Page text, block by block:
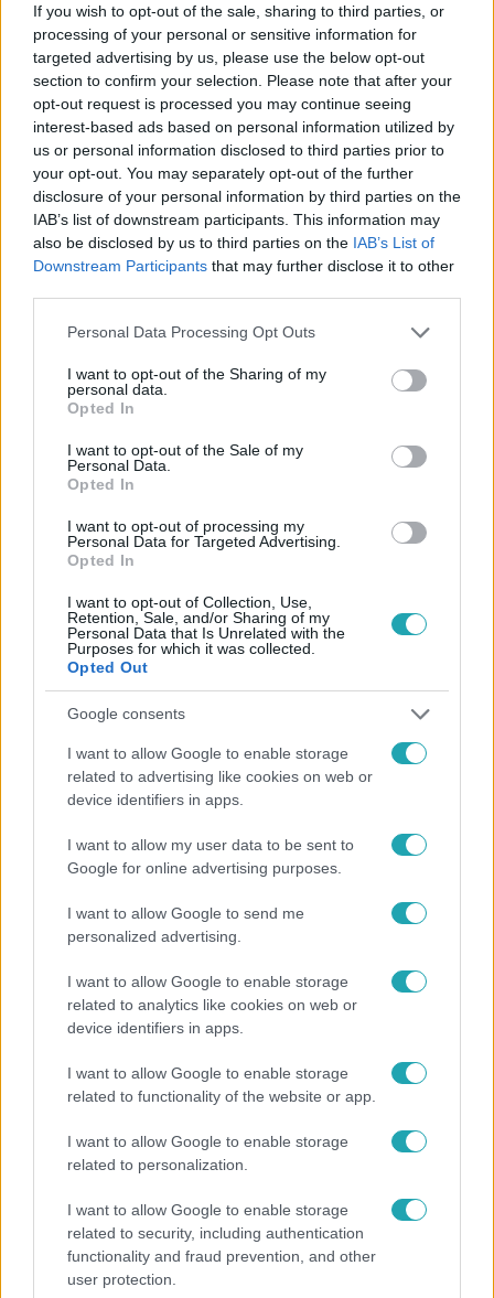
If you wish to opt-out of the sale, sharing to third parties, or
processing of your personal or sensitive information for
targeted advertising by us, please use the below opt-out
section to confirm your selection. Please note that after your
opt-out request is processed you may continue seeing
interest-based ads based on personal information utilized by
us or personal information disclosed to third parties prior to
your opt-out. You may separately opt-out of the further
disclosure of your personal information by third parties on the
IAB’s list of downstream participants. This information may
also be disclosed by us to third parties on the IAB’s List of
Downstream Participants that may further disclose it to other
Please note that this website/app uses one or more Google
not limited to your visit or usage behaviour. You may click to
grant or deny consent to Google and its third-party tags to
use your data for below specified purposes in below Google
consent section.
Personal Data Processing Opt Outs
I want to opt-out of the Sharing of my
personal data.
Opted In
I want to opt-out of the Sale of my
Personal Data.
Opted In
I want to opt-out of processing my
Personal Data for Targeted Advertising.
Opted In
I want to opt-out of Collection, Use,
Retention, Sale, and/or Sharing of my
Personal Data that Is Unrelated with the
Purposes for which it was collected.
Opted Out
Google consents
I want to allow Google to enable storage
related to advertising like cookies on web or
device identifiers in apps.
I want to allow my user data to be sent to
Google for online advertising purposes.
I want to allow Google to send me
personalized advertising.
I want to allow Google to enable storage
related to analytics like cookies on web or
device identifiers in apps.
I want to allow Google to enable storage
related to functionality of the website or app.
I want to allow Google to enable storage
related to personalization.
I want to allow Google to enable storage
related to security, including authentication
functionality and fraud prevention, and other
user protection.
Itt állítsd be, hogy az RTL.hu az elsők között
legyen a Google-találatokban!
Facebookon is!
Követem
SZÉPSÉGKIRÁLYNŐ #SZÉPSÉGKIRÁLYNŐ-VÁLASZTÁS
VERSENY #SZÉPSÉGVERSENY
Népszerű
Bódi Guszti és Margó büszkén jelentették be:
megvan a család első diplomása